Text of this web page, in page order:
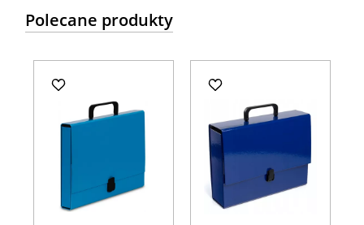
Polecane produkty